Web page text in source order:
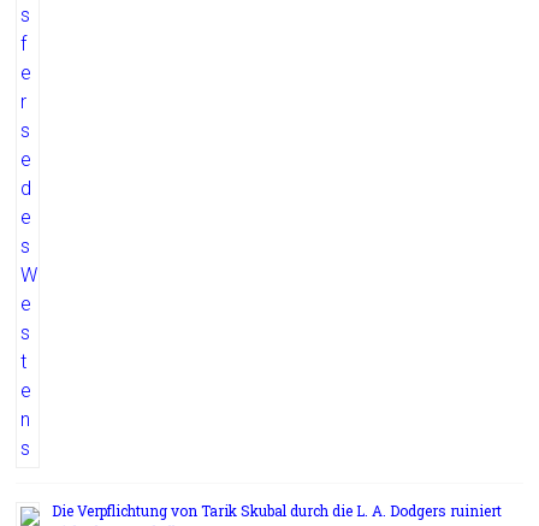
Die Verpflichtung von Tarik Skubal durch die L. A. Dodgers ruiniert